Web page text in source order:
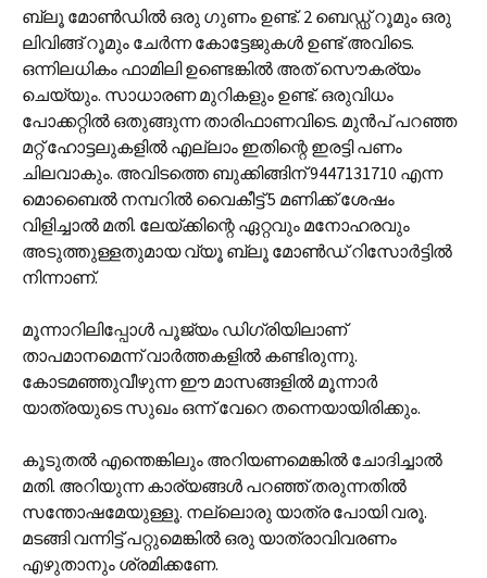
ബ്ലൂ മോണ്‍‌ഡില്‍ ഒരു ഗുണം ഉണ്ട്. 2 ബെഡ്ഡ് റൂമും ഒരു
ലിവിങ്ങ് റൂമും ചേര്‍ന്ന കോട്ടേജുകള്‍ ഉണ്ട് അവിടെ.
ഒന്നിലധികം ഫാമിലി ഉണ്ടെങ്കില്‍ അത് സൌകര്യം
ചെയ്യും. സാധാരണ മുറികളും ഉണ്ട്. ഒരുവിധം
പോക്കറ്റില്‍ ഒതുങ്ങുന്ന താരിഫാണവിടെ. മുന്‍പ് പറഞ്ഞ
മറ്റ് ഹോട്ടലുകളില്‍ എല്ലാം ഇതിന്റെ ഇരട്ടി പണം
ചിലവാകും. അവിടത്തെ ബുക്കിങ്ങിന് 9447131710 എന്ന
മൊബൈല്‍ നമ്പറില്‍ വൈകീട്ട് 5 മണിക്ക് ശേഷം
വിളിച്ചാല്‍ മതി. ലേയ്‌ക്കിന്റെ ഏറ്റവും മനോഹരവും
അടുത്തുള്ളതുമായ വ്യൂ ബ്ലൂ മോണ്‍‌ഡ് റിസോര്‍ട്ടില്‍
നിന്നാണ്.
മൂന്നാറിലിപ്പോള്‍ പൂജ്യം ഡിഗ്രിയിലാണ്
താപമാനമെന്ന്‍ വാര്‍ത്തകളില്‍ കണ്ടിരുന്നു.
കോടമഞ്ഞുവീഴുന്ന ഈ മാസങ്ങളില്‍ മൂന്നാര്‍
യാത്രയുടെ സുഖം ഒന്ന് വേറെ തന്നെയായിരിക്കും.
കൂടുതല്‍ എന്തെങ്കിലും അറിയണമെങ്കില്‍ ചോദിച്ചാല്‍
മതി. അറിയുന്ന കാര്യങ്ങള്‍ പറഞ്ഞ് തരുന്നതില്‍
സന്തോഷമേയുള്ളൂ. നല്ലൊരു യാത്ര പോയി വരൂ.
മടങ്ങി വന്നിട്ട് പറ്റുമെങ്കില്‍ ഒരു യാത്രാവിവരണം
എഴുതാനും ശ്രമിക്കണേ.